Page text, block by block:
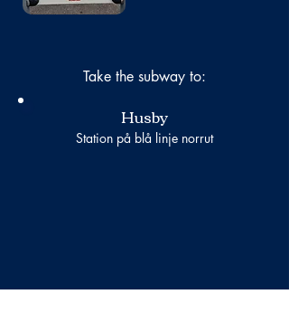
Take the subway to:
Husby
Station på blå linje norrut